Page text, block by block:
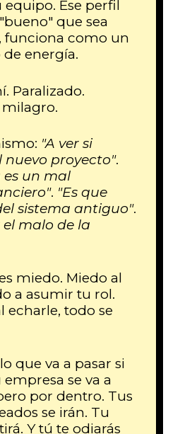
Ese perfil
que sea
funciona como un
energía.
Paralizado.
"A ver si
proyecto".
es un mal
. "Es que
sistema antiguo".
el malo de la
miedo. Miedo al
a asumir tu rol.
echarle, todo se
que va a pasar si
se va a
por dentro. Tus
se irán. Tu
Y tú te odiarás